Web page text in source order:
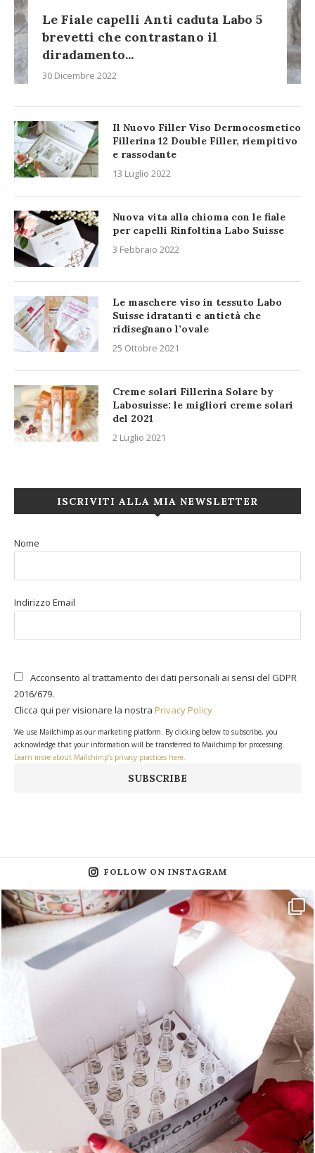
Le Fiale capelli Anti caduta Labo 5
brevetti che contrastano il
diradamento...
30 Dicembre 2022
Il Nuovo Filler Viso Dermocosmetico
Fillerina 12 Double Filler, riempitivo
e rassodante
13 Luglio 2022
Nuova vita alla chioma con le fiale
per capelli Rinfoltina Labo Suisse
3 Febbraio 2022
Le maschere viso in tessuto Labo
Suisse idratanti e antietà che
ridisegnano l’ovale
25 Ottobre 2021
Creme solari Fillerina Solare by
Labosuisse: le migliori creme solari
del 2021
2 Luglio 2021
ISCRIVITI ALLA MIA NEWSLETTER
Nome
Indirizzo Email
Acconsento al trattamento dei dati personali ai sensi del GDPR
2016/679.
Clicca qui per visionare la nostra Privacy Policy
We use Mailchimp as our marketing platform. By clicking below to subscribe, you
acknowledge that your information will be transferred to Mailchimp for processing.
Learn more about Mailchimp’s privacy practices here.
FOLLOW ON INSTAGRAM